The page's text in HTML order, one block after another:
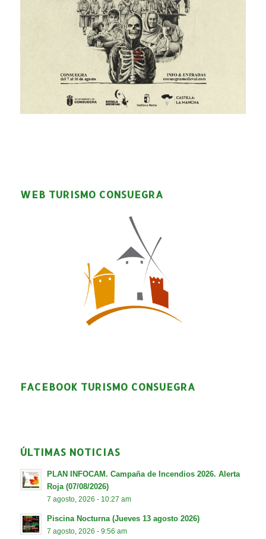
WEB TURISMO CONSUEGRA
FACEBOOK TURISMO CONSUEGRA
ÚLTIMAS NOTICIAS
PLAN INFOCAM. Campaña de Incendios 2026. Alerta
Roja (07/08/2026)
7 agosto, 2026 - 10:27 am
Piscina Nocturna (Jueves 13 agosto 2026)
7 agosto, 2026 - 9:56 am